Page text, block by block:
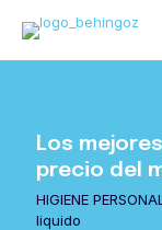
Los
precio del
HIGIENE PERSONAL
liquido